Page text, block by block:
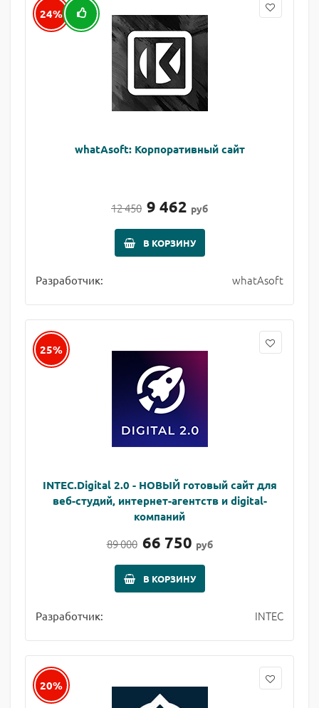
24%
whatAsoft: Корпоративный сайт
12 450 9 462 руб
В КОРЗИНУ
Разработчик: whatAsoft
25%
INTEC.Digital 2.0 - НОВЫЙ готовый сайт для
веб-студий, интернет-агентств и digital-
компаний
89 000 66 750 руб
В КОРЗИНУ
Разработчик: INTEC
20%